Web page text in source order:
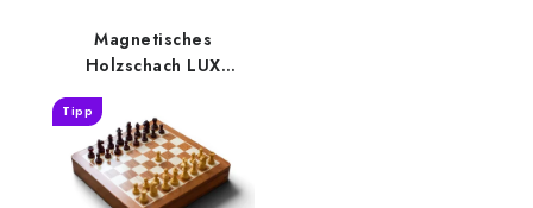
Magnetisches
Holzschach LUX
Tipp